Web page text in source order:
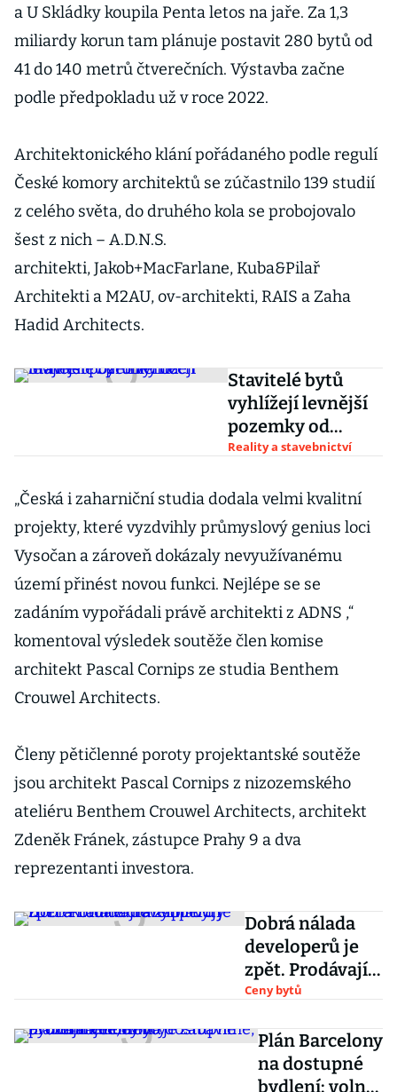
a U Skládky koupila Penta letos na jaře. Za 1,3
miliardy korun tam plánuje postavit 280 bytů od
41 do 140 metrů čtverečních. Výstavba začne
podle předpokladu už v roce 2022.
Architektonického klání pořádaného podle regulí
České komory architektů se zúčastnilo 139 studií
z celého světa, do druhého kola se probojovalo
šest z nich – A.D.N.S.
architekti, Jakob+MacFarlane, Kuba&Pilař
Architekti a M2AU, ov-architekti, RAIS a Zaha
Hadid Architects.
Stavitelé bytů
vyhlížejí levnější
pozemky od
majitelů v
Reality a stavebnictví
„Česká i zaharniční studia dodala velmi kvalitní
projekty, které vyzdvihly průmyslový genius loci
Vysočan a zároveň dokázaly nevyužívanému
území přinést novou funkci. Nejlépe se se
zadáním vypořádali právě architekti z ADNS ,“
komentoval výsledek soutěže člen komise
architekt Pascal Cornips ze studia Benthem
Crouwel Architects.
Členy pětičlenné poroty projektantské soutěže
jsou architekt Pascal Cornips z nizozemského
ateliéru Benthem Crouwel Architects, architekt
Zdeněk Fránek, zástupce Prahy 9 a dva
reprezentanti investora.
Dobrá nálada
developerů je
zpět. Prodávají a
zaplavují trh
drahými byty
Ceny bytů
Plán Barcelony
na dostupné
bydlení: volné